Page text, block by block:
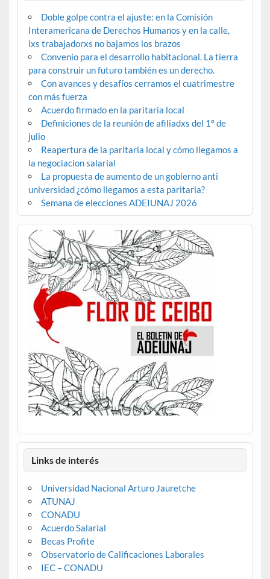
Doble golpe contra el ajuste: en la Comisión
Interamericana de Derechos Humanos y en la calle,
lxs trabajadorxs no bajamos los brazos
Convenio para el desarrollo habitacional. La tierra
para construir un futuro también es un derecho.
Con avances y desafíos cerramos el cuatrimestre
con más fuerza
Acuerdo firmado en la paritaria local
Definiciones de la reunión de afiliadxs del 1º de
julio
Reapertura de la paritaria local y cómo llegamos a
la negociacion salarial
La propuesta de aumento de un gobierno anti
universidad ¿cómo llegamos a esta paritaria?
Semana de elecciones ADEIUNAJ 2026
Links de interés
Universidad Nacional Arturo Jauretche
ATUNAJ
CONADU
Acuerdo Salarial
Becas Profite
Observatorio de Calificaciones Laborales
IEC – CONADU